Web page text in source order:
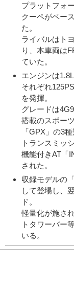
プラットフォ
クーペがベー
た。
ライバルはト
り、本車両は
ていた。
エンジンは
それぞれ
を発揮。
グレードは
搭載のスポー
「GPX」の3種
トランスミッ
機能付きAT「
された。
収録モデルの
して登場し、
ド。
軽量化が施さ
トタワーバー
いる。